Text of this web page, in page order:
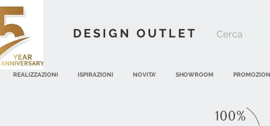
DESIGN OUTLET
REALIZZAZIONI ISPIRAZIONI NOVITA' SHOWROOM